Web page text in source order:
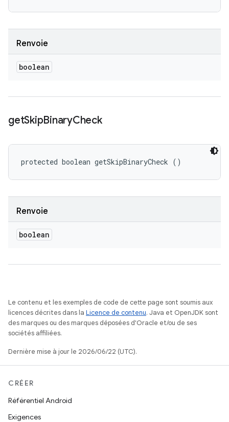
Renvoie
boolean
getSkipBinaryCheck
protected boolean getSkipBinaryCheck ()
Renvoie
boolean
Le contenu et les exemples de code de cette page sont soumis aux
licences décrites dans la Licence de contenu. Java et OpenJDK sont
des marques ou des marques déposées d'Oracle et/ou de ses
sociétés affiliées.
Dernière mise à jour le 2026/06/22 (UTC).
CRÉER
Référentiel Android
Exigences